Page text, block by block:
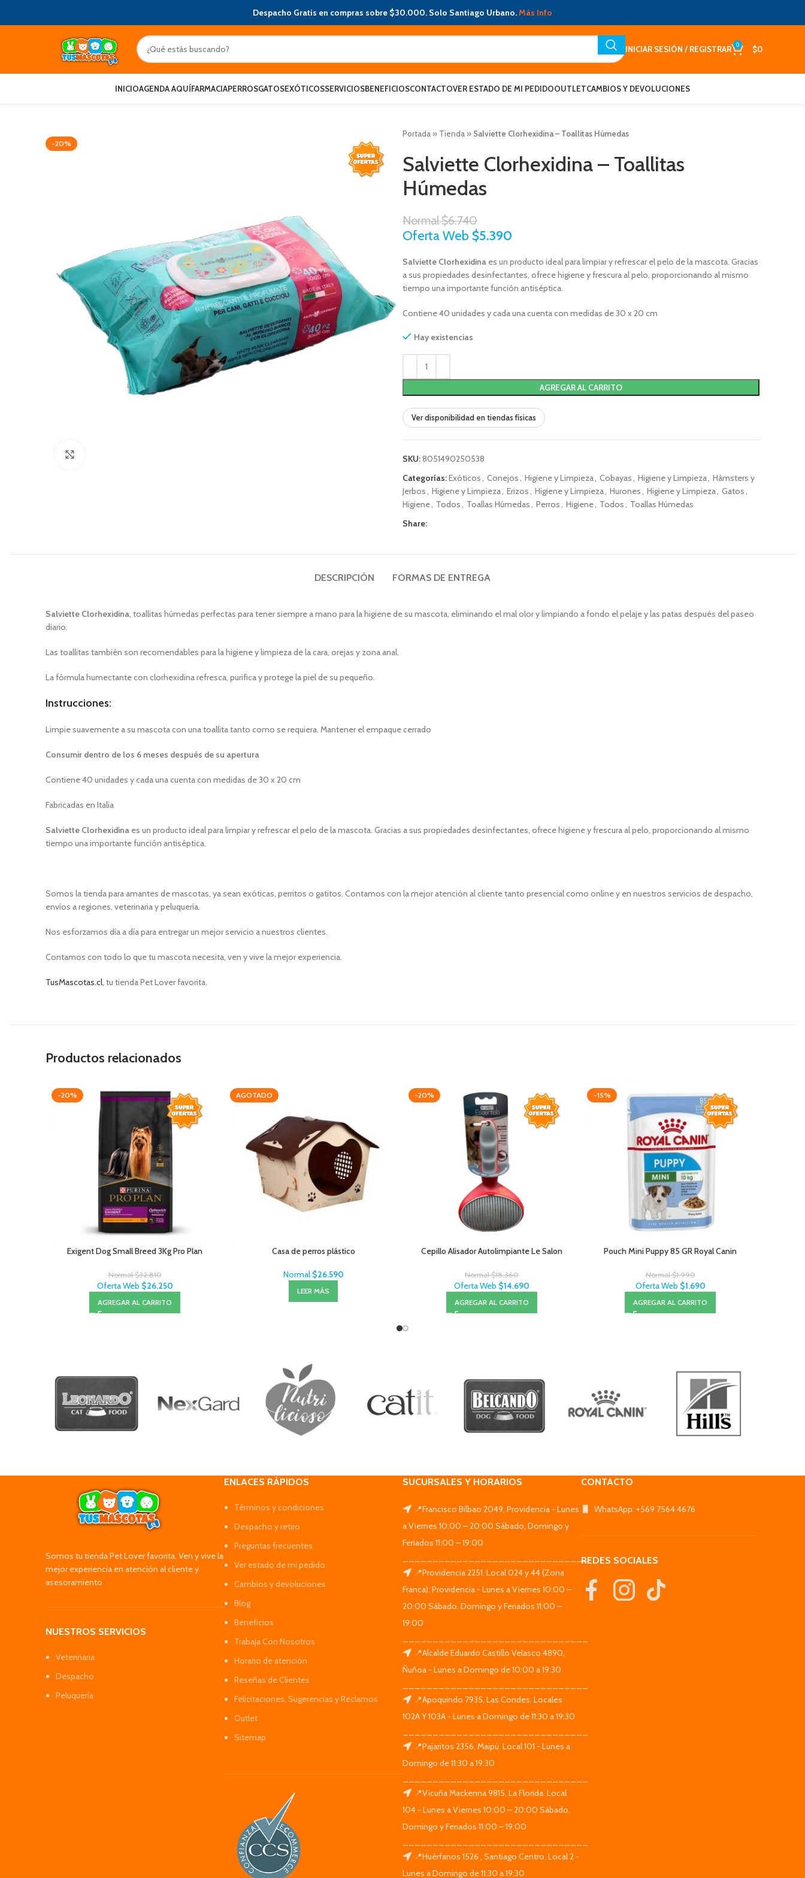
Despacho Gratis en compras sobre $30.000. Solo Santiago Urbano.Más Info
INICIAR SESIÓN / REGISTRAR 0 $0
INICIOAGENDA AQUÍFARMACIAPERROSGATOSEXÓTICOSSERVICIOSBENEFICIOSCONTACTOVER ESTADO DE MI PEDIDOOUTLETCAMBIOS Y DEVOLUCIONES
-20%
Portada » Tienda » Salviette Clorhexidina – Toallitas Húmedas
Salviette Clorhexidina – Toallitas
Húmedas
Normal$6.740
Oferta Web $5.390
Salviette Clorhexidina es un producto ideal para limpiar y refrescar el pelo de la mascota. Gracias
a sus propiedades desinfectantes, ofrece higiene y frescura al pelo, proporcionando al mismo
tiempo una importante función antiséptica.
Contiene 40 unidades y cada una cuenta con medidas de 30 x 20 cm
Hay existencias
AGREGAR AL CARRITO
Ver disponibilidad en tiendas físicas
SKU:8051490250538
Categorías:Exóticos, Conejos, Higiene y Limpieza, Cobayas, Higiene y Limpieza, Hámsters y
Jerbos, Higiene y Limpieza, Erizos, Higiene y Limpieza, Hurones, Higiene y Limpieza, Gatos,
Higiene, Todos, Toallas Húmedas, Perros, Higiene, Todos, Toallas Húmedas
Share:
DESCRIPCIÓN FORMAS DE ENTREGA
Salviette Clorhexidina, toallitas húmedas perfectas para tener siempre a mano para la higiene de su mascota, eliminando el mal olor y limpiando a fondo el pelaje y las patas después del paseo
diario.
Las toallitas también son recomendables para la higiene y limpieza de la cara, orejas y zona anal.
La fórmula humectante con clorhexidina refresca, purifica y protege la piel de su pequeño.
Instrucciones:
Limpie suavemente a su mascota con una toallita tanto como se requiera. Mantener el empaque cerrado
Consumir dentro de los 6 meses después de su apertura
Contiene 40 unidades y cada una cuenta con medidas de 30 x 20 cm
Fabricadas en Italia
Salviette Clorhexidina es un producto ideal para limpiar y refrescar el pelo de la mascota. Gracias a sus propiedades desinfectantes, ofrece higiene y frescura al pelo, proporcionando al mismo
tiempo una importante función antiséptica.
Somos la tienda para amantes de mascotas, ya sean exóticas, perritos o gatitos. Contamos con la mejor atención al cliente tanto presencial como online y en nuestros servicios de despacho,
envíos a regiones, veterinaria y peluquería.
Nos esforzamos día a día para entregar un mejor servicio a nuestros clientes.
Contamos con todo lo que tu mascota necesita, ven y vive la mejor experiencia.
TusMascotas.cl, tu tienda Pet Lover favorita.
Productos relacionados
-20%
Exigent Dog Small Breed 3Kg Pro Plan
Normal$32.810
Oferta Web $26.250
AGREGAR AL CARRITO
AGOTADO
Casa de perros plástico
Normal $26.590
LEER MÁS
-20%
Cepillo Alisador Autolimpiante Le Salon
Normal$18.360
Oferta Web $14.690
AGREGAR AL CARRITO
-15%
Pouch Mini Puppy 85 GR Royal Canin
Normal$1.990
Oferta Web $1.690
AGREGAR AL CARRITO
Somos tu tienda Pet Lover favorita. Ven y vive la
mejor experiencia en atención al cliente y
asesoramiento
NUESTROS SERVICIOS
Veterinaria
Despacho
Peluquería
ENLACES RÁPIDOS
Términos y condiciones
Despacho y retiro
Preguntas frecuentes
Ver estado de mi pedido
Cambios y devoluciones
Blog
Beneficios
Trabaja Con Nosotros
Horario de atención
Reseñas de Clientes
Felicitaciones, Sugerencias y Reclamos
Outlet
Sitemap
SUCURSALES Y HORARIOS
📍Francisco Bilbao 2049, Providencia - Lunes
a Viernes 10:00 – 20:00 Sábado, Domingo y
Feriados 11:00 – 19:00
_______________________________
📍Providencia 2251. Local 024 y 44 (Zona
Franca), Providencia - Lunes a Viernes 10:00 –
20:00 Sábado, Domingo y Feriados 11:00 –
19:00
📍Alcalde Eduardo Castillo Velasco 4890,
Ñuñoa - Lunes a Domingo de 10:00 a 19:30
📍Apoquindo 7935, Las Condes. Locales
102A Y 103A - Lunes a Domingo de 11:30 a 19:30
📍Pajaritos 2356, Maipú. Local 101 - Lunes a
Domingo de 11:30 a 19:30
📍Vicuña Mackenna 9815, La Florida. Local
104 - Lunes a Viernes 10:00 – 20:00 Sábado,
Domingo y Feriados 11:00 – 19:00
📍Huérfanos 1526 , Santiago Centro. Local 2 -
Lunes a Domingo de 11:30 a 19:30
CONTACTO
WhatsApp: +569 7564 4676
REDES SOCIALES